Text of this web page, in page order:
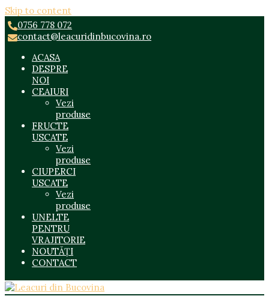
Skip to content
0756 778 072
contact@leacuridinbucovina.ro
ACASA
DESPRE
NOI
CEAIURI
Vezi
produse
FRUCTE
USCATE
Vezi
produse
CIUPERCI
USCATE
Vezi
produse
UNELTE
PENTRU
VRAJITORIE
NOUTĂȚI
CONTACT